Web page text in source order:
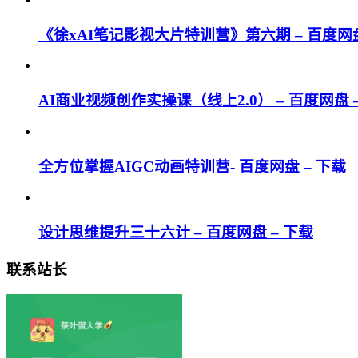
《徐xAI笔记影视大片特训营》第六期 – 百度网
AI商业视频创作实操课（线上2.0） – 百度网盘
全方位掌握AIGC动画特训营- 百度网盘 – 下载
设计思维提升三十六计 – 百度网盘 – 下载
联系站长